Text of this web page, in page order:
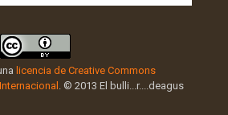
licencia de Creative Commons
. © 2013 El bulli...r....deagus